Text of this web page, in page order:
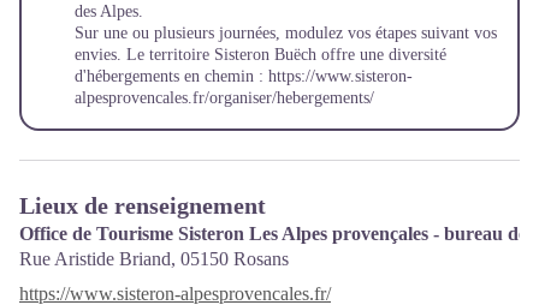
des Alpes.
Sur une ou plusieurs journées, modulez vos étapes suivant vos
envies. Le territoire Sisteron Buëch offre une diversité
d'hébergements en chemin : https://www.sisteron-
alpesprovencales.fr/organiser/hebergements/
Lieux de renseignement
Office de Tourisme Sisteron Les Alpes provençales - bureau de
Rue Aristide Briand, 05150 Rosans
https://www.sisteron-alpesprovencales.fr/